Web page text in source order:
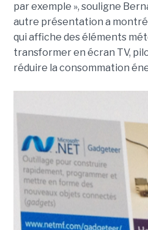
par exemple », souligne
autre présentation a
qui affiche des éléments
transformer en écran TV,
réduire la consommation